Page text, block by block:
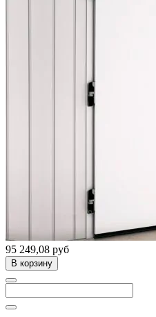
95 249,08 руб
В корзину